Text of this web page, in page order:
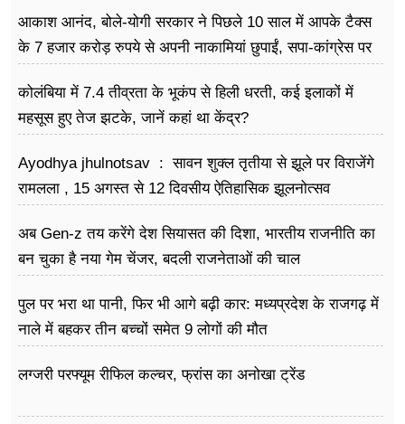
जॉब्स
अन्य खबरें
आकाश आनंद, बोले-योगी सरकार ने पिछले 10 साल में आपके टैक्स
के 7 हजार करोड़ रुपये से अपनी नाकामियां छुपाईं, सपा-कांग्रेस पर
कोलंबिया में 7.4 तीव्रता के भूकंप से हिली धरती, कई इलाकों में
महसूस हुए तेज झटके, जानें कहां था केंद्र?
Ayodhya jhulnotsav : सावन शुक्ल तृतीया से झूले पर विराजेंगे
रामलला , 15 अगस्त से 12 दिवसीय ऐतिहासिक झूलनोत्सव
अब Gen-z तय करेंगे देश सियासत की दिशा, भारतीय राजनीति का
बन चुका है नया गेम चेंजर, बदली राजनेताओं की चाल
पुल पर भरा था पानी, फिर भी आगे बढ़ी कार: मध्यप्रदेश के राजगढ़ में
नाले में बहकर तीन बच्चों समेत 9 लोगों की मौत
लग्जरी परफ्यूम रीफिल कल्चर, फ्रांस का अनोखा ट्रेंड